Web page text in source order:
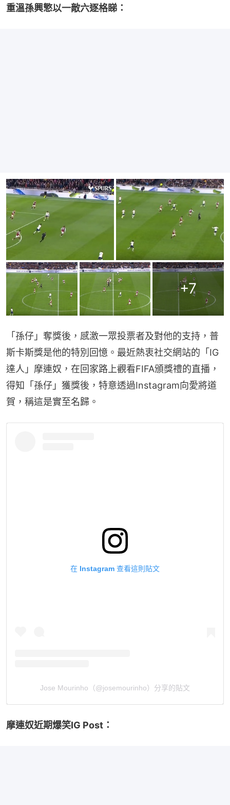
重溫孫興慜以一敵六逐格睇：
+7
「孫仔」奪獎後，感激一眾投票者及對他的支持，普
斯卡斯獎是他的特別回憶。最近熱衷社交網站的「IG
達人」摩連奴，在回家路上觀看FIFA頒獎禮的直播，
得知「孫仔」獲獎後，特意透過Instagram向愛將道
賀，稱這是實至名歸。
在 Instagram 查看這則貼文
Jose Mourinho（@josemourinho）分享的貼文
摩連奴近期爆笑IG Post：